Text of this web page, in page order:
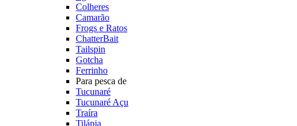
Colheres
Camarão
Frogs e Ratos
ChatterBait
Tailspin
Gotcha
Ferrinho
Para pesca de
Tucunaré
Tucunaré Açu
Traíra
Tilápia